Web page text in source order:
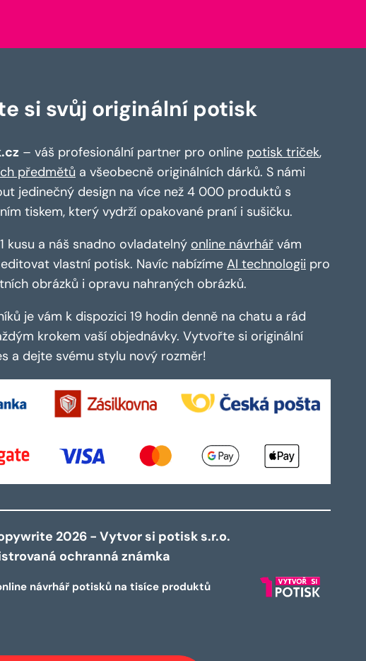
si svůj originální potisk
– váš profesionální partner pro online potisk triček,
předmětů a všeobecně originálních dárků. S námi
jedinečný design na více než 4 000 produktů s
tiskem, který vydrží opakované praní i sušičku.
kusu a náš snadno ovladatelný online návrhář vám
vlastní potisk. Navíc nabízíme AI technologii pro
obrázků i opravu nahraných obrázků.
je vám k dispozici 19 hodin denně na chatu a rád
krokem vaší objednávky. Vytvořte si originální
a dejte svému stylu nový rozměr!
2026 - Vytvor si potisk s.r.o.
ochranná známka
návrhář potisků na tisíce produktů